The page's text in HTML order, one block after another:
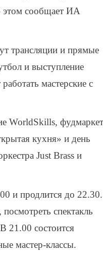
этом сообщает ИА
трансляции и прямые
и выступление
мастерские с
WorldSkills,
кухня» и день
Just Brass и
и продлится до 22.30.
спектакль
21.00 состоится
мастер-классы.